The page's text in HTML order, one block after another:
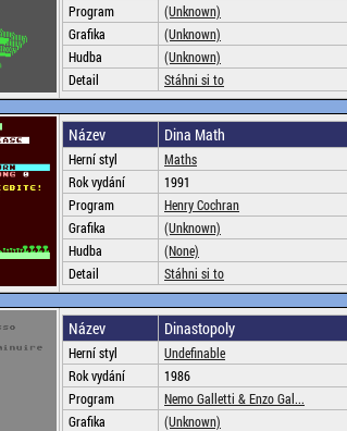
Program
(Unknown)
Grafika
(Unknown)
Hudba
(Unknown)
Detail
Stáhni si to
Název Dina Math
Herní styl
Maths
Rok vydání
1991
Program
Henry Cochran
Grafika
(Unknown)
Hudba
(None)
Detail
Stáhni si to
Název Dinastopoly
Herní styl
Undefinable
Rok vydání
1986
Program
Nemo Galletti & Enzo Gal...
Grafika
(Unknown)